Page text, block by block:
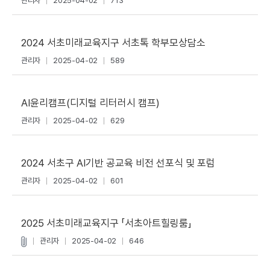
2024 서초미래교육지구 서초톡 학부모상담소
관리자 2025-04-02 589
AI윤리캠프(디지털 리터러시 캠프)
관리자 2025-04-02 629
2024 서초구 AI기반 공교육 비전 선포식 및 포럼
관리자 2025-04-02 601
2025 서초미래교육지구 「서초아트힐링룸」
관리자 2025-04-02 646